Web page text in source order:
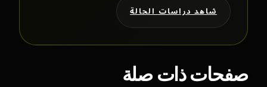
شاهد دراسات الحالة
صفحات ذات صلة